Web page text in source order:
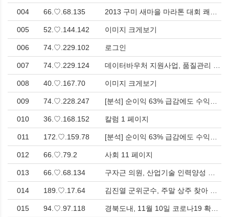
004 66.♡.68.135
005 52.♡.144.142 이미지 크게보기
006 74.♡.229.102 로그인
007 74.♡.229.124
008 40.♡.167.70 이미지 크게보기
009 74.♡.228.247
010 36.♡.168.152 칼럼 1 페이지
011 172.♡.159.78
012 66.♡.79.2 사회 11 페이지
013 66.♡.68.134
014 189.♡.17.64
015 94.♡.97.118